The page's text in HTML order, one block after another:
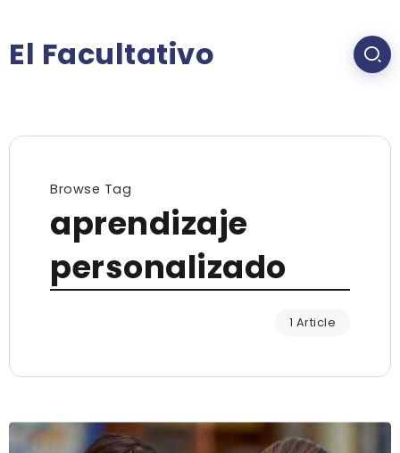
El Facultativo
Browse Tag
aprendizaje
personalizado
1 Article